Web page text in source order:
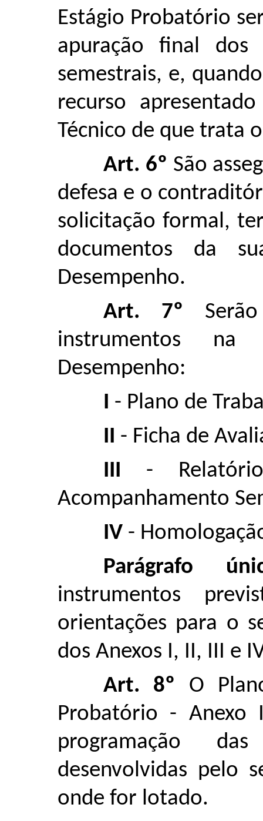
Estágio Probatório
apuração final dos
semestrais, e,
recurso
Técnico de que trata
Art. 6º São
defesa e o
solicitação formal,
documentos da
Desempenho.
Art. 7º
instrumentos na
Desempenho:
I - Plano de
II - Ficha de
III -
Acompanhamento
IV -
Parágrafo
instrumentos
orientações para o
dos Anexos I, II, III e
Art. 8º O
Probatório - Anexo
programação
desenvolvidas pelo
onde for lotado.